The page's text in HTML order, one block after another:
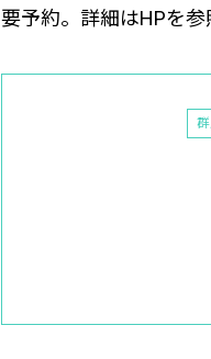
要予約。詳細はHPを参